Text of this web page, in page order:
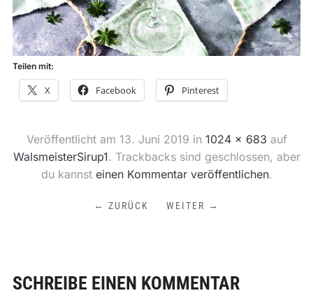
Teilen mit:
X Facebook Pinterest
Veröffentlicht am 13. Juni 2019 in 1024 × 683 auf
WalsmeisterSirup1. Trackbacks sind geschlossen, aber
du kannst einen Kommentar veröffentlichen.
← ZURÜCK WEITER →
SCHREIBE EINEN KOMMENTAR